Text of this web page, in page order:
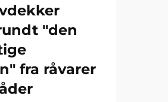
"den
fra råvarer